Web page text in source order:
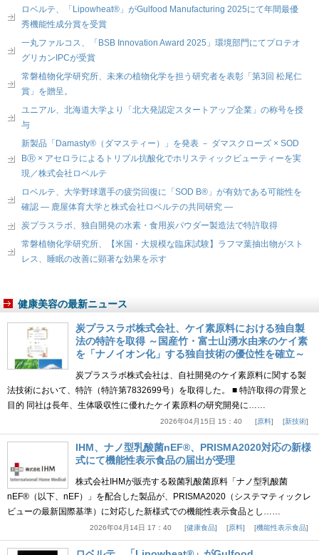
ロベルテ、「Lipowheat®」がGulfood Manufacturing 2025にて年間最優
秀機能性成分賞を受賞
一丸ファルコス、「BSB Innovation Award 2025」環境部門にてプロテオ
グリカンIPCが受賞
常磐植物化学研究所、未来の植物化学を担う研究者を表彰「第3回 松尾仁
賞」を贈呈。
ユニアル、北海道大学より「北大発認定スタートアップ企業」の称号を授
与
新製品「Damasty®（ダマスティー）」を発表 － ダマスクローズ × SOD
BⓇ × アセロラによるトリプル抗酸化でホリスティックビューティーを実
現／株式会社ロベルテ
ロベルテ、大学野球選手の疲労回復に「SOD B®」が有効である可能性を
確認 ― 鹿屋体育大学と株式会社ロベルテの共同研究 ―
炭プラスラボ、独自開発の水素・食用炭パウダー製造法で特許取得
常磐植物化学研究所、【米国・大規模な臨床試験】ラフマ葉抽出物がスト
レス、睡眠の改善に顕著な効果を示す
健康美容の最新ニュース
炭プラスラボ株式会社、ケイ素原料における独自製
法の特許を取得 ～国産竹・富士山湧水由来のケイ素
を「ナノイオン化」する独自技術の優位性を確立～
炭プラスラボ株式会社は、自社開発のケイ素原料に関する製
法技術において、特許（特許第7832699号）を取得した。 ■ 特許取得の背景と
目的 同社は長年、生体吸収性に優れたケイ素原料の研究開発に……
2026年04月15日 15：40 原料 新技術
IHM、ナノ型乳酸菌nEF®、PRISMA2020対応の新様
式にて機能性表示食品の届出が受理
株式会社IHMが販売する殺菌乳酸菌原料「ナノ型乳酸菌
nEF®（以下、nEF）」を配合した製品が、PRISMA2020（システマティックレ
ビューの最新国際基準）に対応した新様式での機能性表示食品とし……
2026年04月14日 17：40 健康食品 原料 機能性表示食品